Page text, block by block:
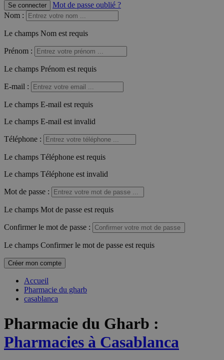
Se connecter
Mot de passe oublié ?
Nom :
Le champs Nom est requis
Prénom :
Le champs Prénom est requis
E-mail :
Le champs E-mail est requis
Le champs E-mail est invalid
Téléphone :
Le champs Téléphone est requis
Le champs Téléphone est invalid
Mot de passe :
Le champs Mot de passe est requis
Confirmer le mot de passe :
Le champs Confirmer le mot de passe est requis
Créer mon compte
Accueil
Pharmacie du gharb
casablanca
Pharmacie du Gharb :
Pharmacies à Casablanca